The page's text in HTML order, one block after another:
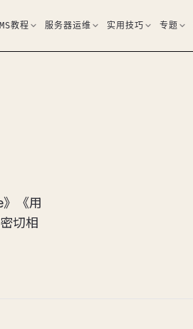
教程 服务器运维 实用技巧 专题
《用
切相